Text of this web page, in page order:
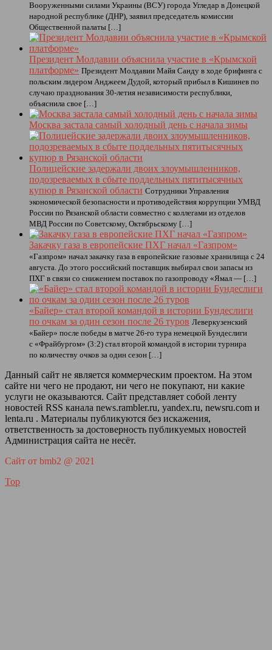
Вооруженными силами Украины (ВСУ) города Угледар в Донецкой
народной республике (ДНР), заявил председатель комиссии
Общественной палаты […]
Президент Молдавии объяснила участие в «Крымской
платформе» Президент Молдавии Майя Санду в ходе брифинга с
польским лидером Анджеем Дудой, который прибыл в Кишинев по
случаю празднования 30-летия независимости республики,
объяснила свое […]
Москва застала самый холодный день с начала зимы
Полицейские задержали двоих злоумышленников,
подозреваемых в сбыте поддельных пятитысячных
купюр в Рязанской области Сотрудники Управления
экономической безопасности и противодействия коррупции УМВД
России по Рязанской области совместно с коллегами из отделов
МВД России по Советскому, Октябрьскому […]
Закачку газа в европейские ПХГ начал «Газпром»
«Газпром» начал закачку газа в европейские газовые хранилища с 24
августа. До этого российский поставщик выбирал свои запасы из
ПХГ в связи со снижением поставок по газопроводу «Ямал — […]
«Байер» стал второй командой в истории Бундеслиги
по очкам за один сезон после 26 туров Леверкузенский
«Байер» после победы в матче 26-го тура немецкой Бундеслиги
с «Фрайбургом» (3:2) стал второй командой в истории турнира
по количеству очков за один сезон […]
Данный сайт не является коммерческим проектом. На этом
сайте ни чего не продают, ни чего не покупают, ни какие
услуги не оказываются. Сайт представляет собой ленту
новостей RSS канала news.rambler.ru, yandex.ru, newsru.com и
lenta.ru . Материалы публикуются без искажения,
ответственность за достоверность публикуемых новостей
Администрация сайта не несёт.
Сайт от bmb2 @ 2021
Top